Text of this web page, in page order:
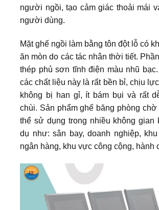
người ngồi, tạo cảm giác thoải mái
người dùng.
Mặt ghế ngồi làm bằng tôn đột lỗ có
ăn mòn do các tác nhân thời tiết.
thép phủ sơn tĩnh điện màu nhũ
các chất liệu này là rất bền bỉ, chịu
không bị han gỉ, ít bám bụi và rất
chùi. Sản phẩm ghế băng phòng
thể sử dụng trong nhiều không gian
dụ như: sân bay, doanh nghiệp,
ngân hàng, khu vực công cộng, hành